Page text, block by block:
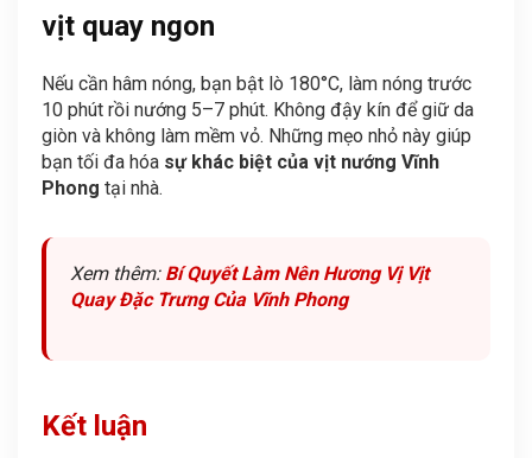
vịt quay ngon
Nếu cần hâm nóng, bạn bật lò 180°C, làm nóng trước
10 phút rồi nướng 5–7 phút. Không đậy kín để giữ da
giòn và không làm mềm vỏ. Những mẹo nhỏ này giúp
bạn tối đa hóa sự khác biệt của vịt nướng Vĩnh
Phong tại nhà.
Xem thêm: Bí Quyết Làm Nên Hương Vị Vịt
Quay Đặc Trưng Của Vĩnh Phong
Kết luận